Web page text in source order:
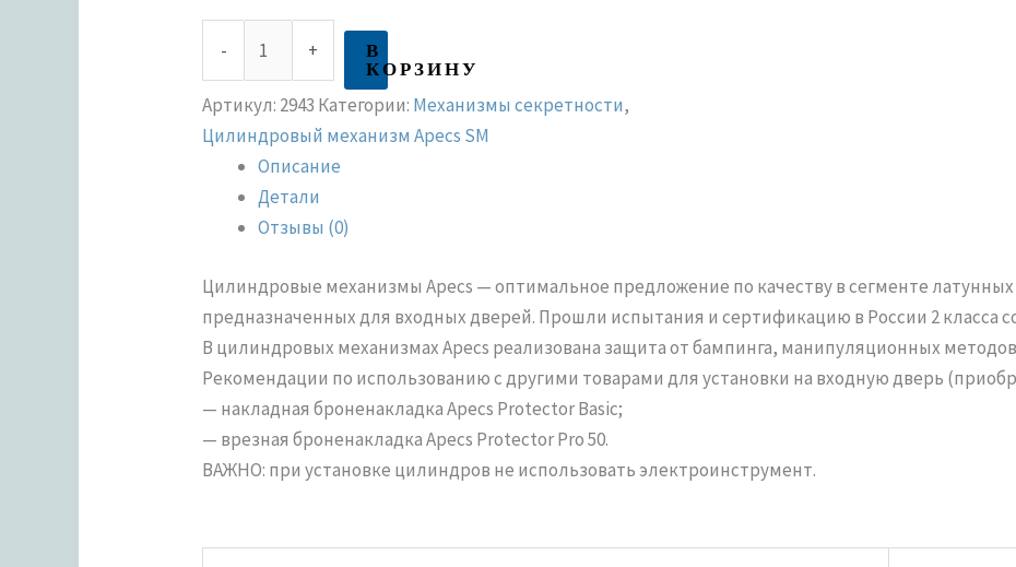
- + В
КОРЗИНУ
Артикул: 2943 Категории: Механизмы секретности,
Цилиндровый механизм Apecs SM
Описание
Детали
Отзывы (0)
Цилиндровые механизмы Apecs — оптимальное предложение по качеству в сегменте
предназначенных для входных дверей. Прошли испытания и сертификацию в России 2 класса
В цилиндровых механизмах Apecs реализована защита от бампинга, манипуляционных
Рекомендации по использованию с другими товарами для установки на входную дверь
— накладная броненакладка Apecs Protector Basic;
— врезная броненакладка Apecs Protector Pro 50.
ВАЖНО: при установке цилиндров не использовать электроинструмент.